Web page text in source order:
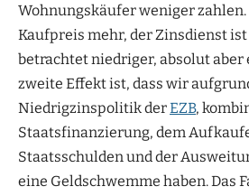
Wohnungskäufer weniger zahlen.
Kaufpreis mehr, der Zinsdienst
betrachtet niedriger, absolut aber
zweite Effekt ist, dass wir
Niedrigzinspolitik derEZB,
Staatsfinanzierung, dem
Staatsschulden und der
eine Geldschwemme haben. Das